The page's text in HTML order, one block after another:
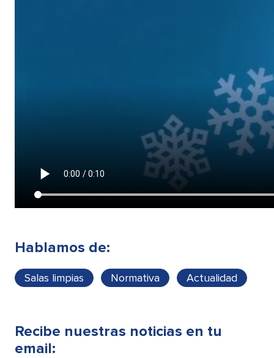
Hablamos de:
Salas limpias Normativa Actualidad
Recibe nuestras noticias en tu
email: